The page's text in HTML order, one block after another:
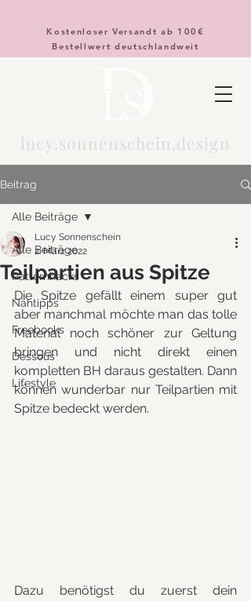
lucy.sonnenschein.design
Kostenloser Versandt ab 100€
Bestellwert deutschlandweit
Beitrag
Alle Beiträge
Patternhacks
Nähtipps
Freebooks
Dessous
Lifestyle
Alle Beiträge
Teilpartien aus Spitze
Lucy Sonnenschein
2. März 2022
Die Spitze gefällt einem super gut
aber manchmal möchte man das tolle
Material noch schöner zur Geltung
bringen und nicht direkt einen
kompletten BH daraus gestalten. Dann
können wunderbar nur Teilpartien mit
Spitze bedeckt werden.
Dazu benötigst du zuerst dein